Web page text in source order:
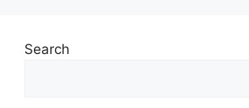
Search